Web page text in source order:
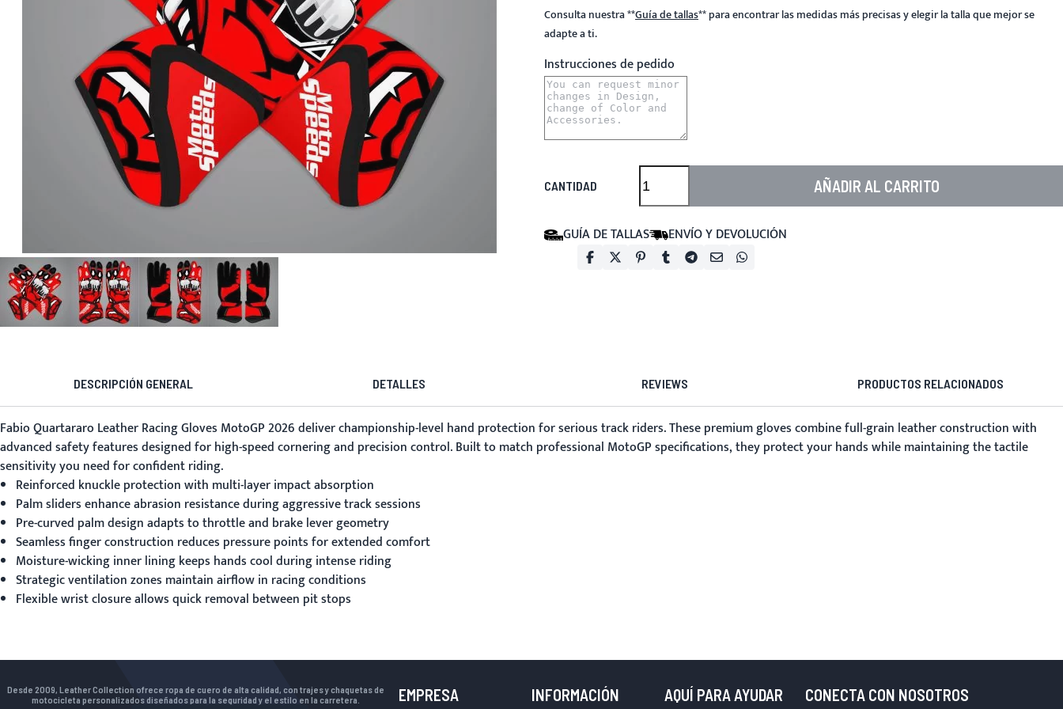
Consulta nuestra**Guía de tallas**para encontrar las medidas más precisas y elegir la talla que mejor se
adapte a ti.
Instrucciones de pedido
CANTIDAD AÑADIR AL CARRITO
GUÍA DE TALLAS ENVÍO Y DEVOLUCIÓN
DESCRIPCIÓN GENERAL DETALLES REVIEWS PRODUCTOS RELACIONADOS
Fabio Quartararo Leather Racing Gloves MotoGP 2026deliver championship-level hand protection for serious track riders. These premium gloves combine full-grain leather construction with
advanced safety features designed for high-speed cornering and precision control. Built to match professional MotoGP specifications, they protect your hands while maintaining the tactile
sensitivity you need for confident riding.
Reinforced knuckle protection with multi-layer impact absorption
Palm sliders enhance abrasion resistance during aggressive track sessions
Pre-curved palm design adapts to throttle and brake lever geometry
Seamless finger construction reduces pressure points for extended comfort
Moisture-wicking inner lining keeps hands cool during intense riding
Strategic ventilation zones maintain airflow in racing conditions
Flexible wrist closure allows quick removal between pit stops
Desde 2009, Leather Collection ofrece ropa de cuero de alta calidad, con trajes y chaquetas de
motocicleta personalizados diseñados para la seguridad y el estilo en la carretera.
EMPRESA INFORMACIÓN AQUÍ PARA AYUDAR CONECTA CON NOSOTROS